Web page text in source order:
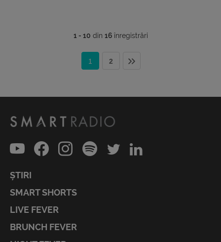
1 - 10 din 16înregistrări
1 2
ȘTIRI
SMART SHORTS
LIVE FEVER
BRUNCH FEVER